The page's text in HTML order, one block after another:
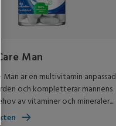
Man
Man är en multivitamin anpassad
och kompletterar mannens
av vitaminer och mineraler....